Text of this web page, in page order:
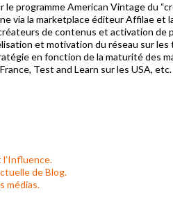
le programme American Vintage du
via la marketplace éditeur Affilae et
de contenus et activation de
et motivation du réseau sur les
en fonction de la maturité des
Test and Learn sur les USA, etc.
l’Influence.
de Blog.
médias.